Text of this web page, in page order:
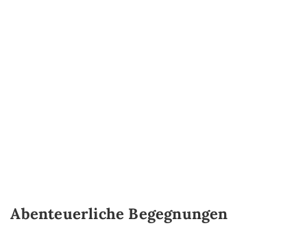
Abenteuerliche Begegnungen